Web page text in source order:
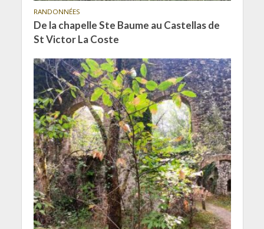
RANDONNÉES
De la chapelle Ste Baume au Castellas de
St Victor La Coste